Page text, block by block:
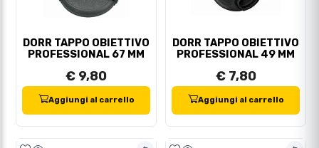
DORR TAPPO OBIETTIVO
PROFESSIONAL 67 MM
€ 9,80
Aggiungi al carrello
DORR TAPPO OBIETTIVO
PROFESSIONAL 49 MM
€ 7,80
Aggiungi al carrello